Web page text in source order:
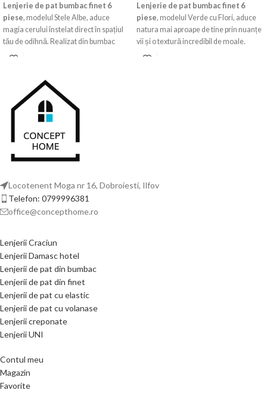
Lenjerie de pat bumbac finet 6
piese, modelul Stele Albe, aduce
magia cerului înstelat direct în spațiul
tău de odihnă. Realizat din bumbac
tratat special pentru o moliciune
sporită, fiind alegerea perfectă pentru a
crea un decor relaxant, plin de liniște și
armonie vizuală.
Lenjerie de pat bumbac finet 6
piese, modelul Verde cu Flori, aduce
natura mai aproape de tine prin nuanțe
vii și o textură incredibil de moale.
Realizat din bumbac tratat special
Locotenent Moga nr 16, Dobroiesti, Ilfov
Telefon: 0799996381
office@concepthome.ro
Lenjerii Craciun
Lenjerii Damasc hotel
Lenjerii de pat din bumbac
Lenjerii de pat din finet
Lenjerii de pat cu elastic
Lenjerii de pat cu volanase
Lenjerii creponate
Lenjerii UNI
Contul meu
Magazin
Favorite